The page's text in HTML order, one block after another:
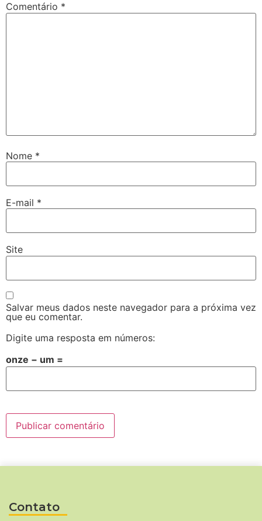
Comentário *
Nome *
E-mail *
Site
Salvar meus dados neste navegador para a próxima vez
que eu comentar.
Digite uma resposta em números:
onze − um =
Contato